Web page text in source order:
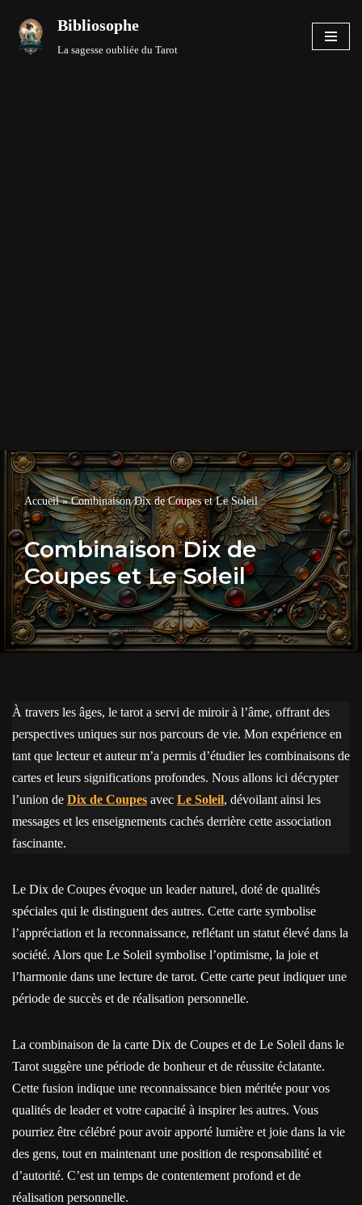
Aller
Bibliosophe
La sagesse oubliée du Tarot
Accueil»Combinaison Dix de Coupes et Le Soleil
Combinaison Dix de
Coupes et Le Soleil
À travers les âges, le tarot a servi de miroir à l’âme, offrant des
perspectives uniques sur nos parcours de vie. Mon expérience en
tant que lecteur et auteur m’a permis d’étudier les combinaisons de
cartes et leurs significations profondes. Nous allons ici décrypter
l’union de Dix de Coupes avec Le Soleil, dévoilant ainsi les
messages et les enseignements cachés derrière cette association
fascinante.
Le Dix de Coupes évoque un leader naturel, doté de qualités
spéciales qui le distinguent des autres. Cette carte symbolise
l’appréciation et la reconnaissance, reflétant un statut élevé dans la
société. Alors que Le Soleil symbolise l’optimisme, la joie et
l’harmonie dans une lecture de tarot. Cette carte peut indiquer une
période de succès et de réalisation personnelle.
La combinaison de la carte Dix de Coupes et de Le Soleil dans le
Tarot suggère une période de bonheur et de réussite éclatante.
Cette fusion indique une reconnaissance bien méritée pour vos
qualités de leader et votre capacité à inspirer les autres. Vous
pourriez être célébré pour avoir apporté lumière et joie dans la vie
des gens, tout en maintenant une position de responsabilité et
d’autorité. C’est un temps de contentement profond et de
réalisation personnelle.